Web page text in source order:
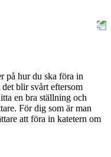
på hur du ska föra in
blir svårt eftersom
en bra ställning och
För dig som är man
att föra in katetern om